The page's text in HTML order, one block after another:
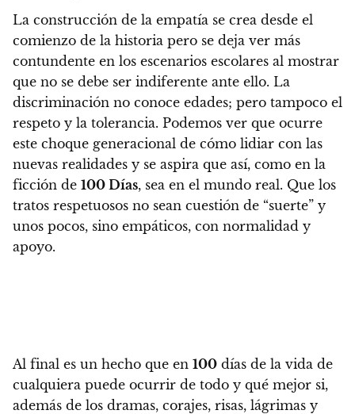
La construcción de la empatía se crea desde el
comienzo de la historia pero se deja ver más
contundente en los escenarios escolares al mostrar
que no se debe ser indiferente ante ello. La
discriminación no conoce edades; pero tampoco el
respeto y la tolerancia. Podemos ver que ocurre
este choque generacional de cómo lidiar con las
nuevas realidades y se aspira que así, como en la
ficción de 100 Días, sea en el mundo real. Que los
tratos respetuosos no sean cuestión de “suerte” y
unos pocos, sino empáticos, con normalidad y
apoyo.
Al final es un hecho que en 100 días de la vida de
cualquiera puede ocurrir de todo y qué mejor si,
además de los dramas, corajes, risas, lágrimas y